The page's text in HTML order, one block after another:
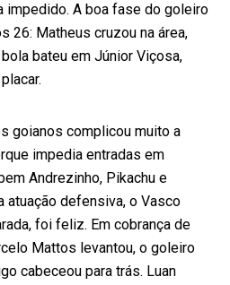
impedido. A boa fase do goleiro
26: Matheus cruzou na área,
bateu em Júnior Viçosa,
goianos complicou muito a
impedia entradas em
Andrezinho, Pikachu e
atuação defensiva, o Vasco
foi feliz. Em cobrança de
Mattos levantou, o goleiro
cabeceou para trás. Luan